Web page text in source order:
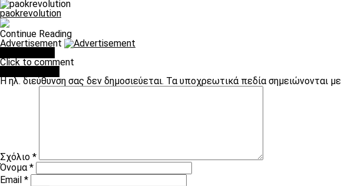
paokrevolution
Continue Reading
Advertisement
Click to comment
Η ηλ. διεύθυνση σας δεν δημοσιεύεται. Τα υποχρεωτικά πεδία σημειώνονται με
Σχόλιο *
Όνομα*
Email *